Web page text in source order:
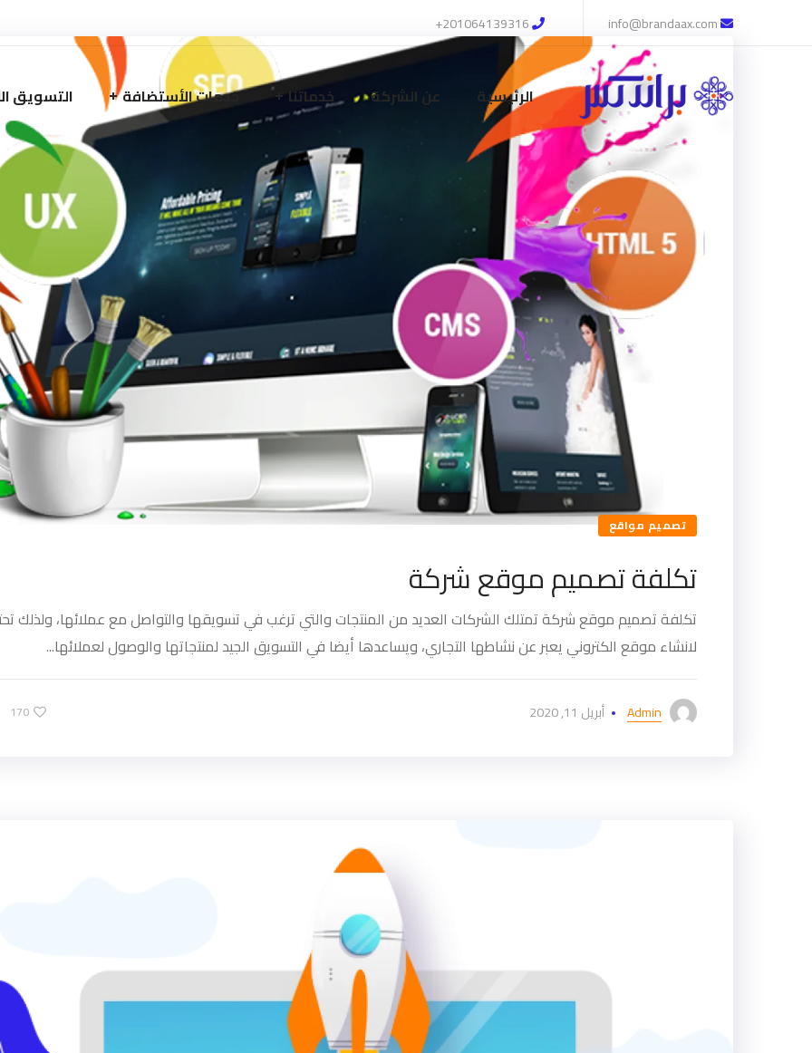
201064139316+
الرئيسية عن الشركة خدماتنا خدمات الأستضافة التسويق
تصميم مواقع
تكلفة تصميم موقع شركة
تكلفة تصميم موقع شركة تمتلك الشركات العديد من المنتجات والتي ترغب في تسويقها والتواصل مع عملائها، ولذلك
لانشاء موقع الكتروني يعبر عن نشاطها التجاري، ويساعدها أيضا في التسويق الجيد لمنتجاتها والوصول لعملائها...
Admin أبريل 11, 2020 170